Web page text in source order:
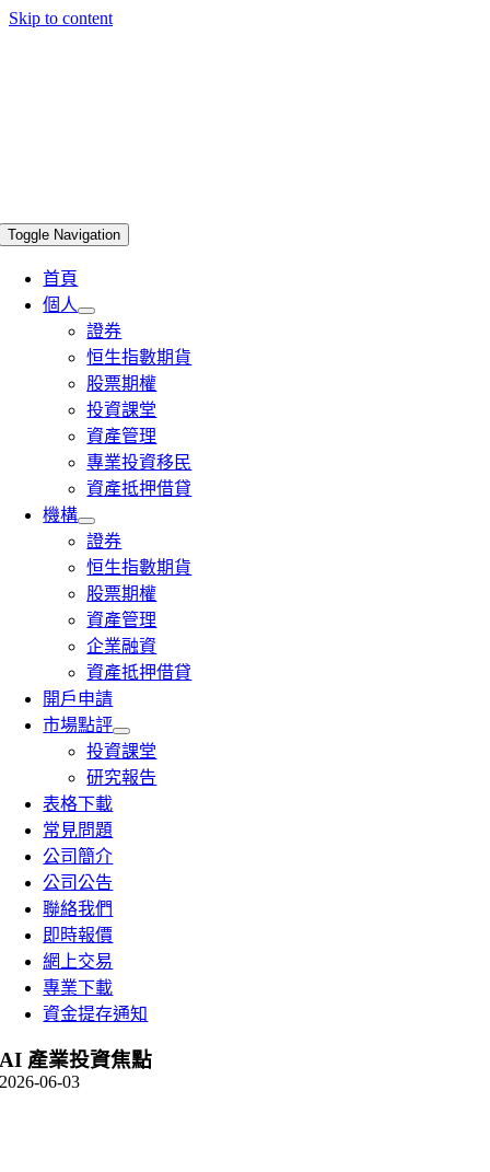
Skip to content
Toggle Navigation
首頁
個人
證券
恒生指數期貨
股票期權
投資課堂
資產管理
專業投資移民
資產抵押借貸
機構
證券
恒生指數期貨
股票期權
資產管理
企業融資
資產抵押借貸
開戶申請
市場點評
投資課堂
研究報告
表格下載
常見問題
公司簡介
公司公告
聯絡我們
即時報價
網上交易
專業下載
資金提存通知
AI 產業投資焦點
2026-06-03